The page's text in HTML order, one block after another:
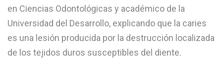
en Ciencias Odontológicas y académico de la
Universidad del Desarrollo, explicando que la caries
es una lesión producida por la destrucción localizada
de los tejidos duros susceptibles del diente.